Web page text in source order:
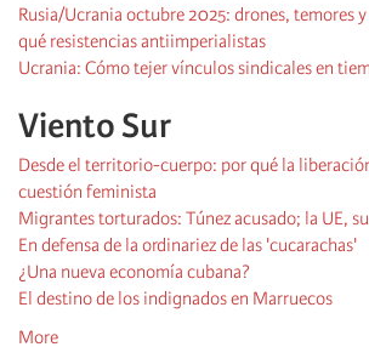
Rusia/Ucrania octubre 2025: drones, temores
qué resistencias antiimperialistas
Ucrania: Cómo tejer vínculos sindicales en
Viento Sur
Desde el territorio-cuerpo: por qué la
cuestión feminista
Migrantes torturados: Túnez acusado; la UE,
En defensa de la ordinariez de las 'cucarachas'
¿Una nueva economía cubana?
El destino de los indignados en Marruecos
More